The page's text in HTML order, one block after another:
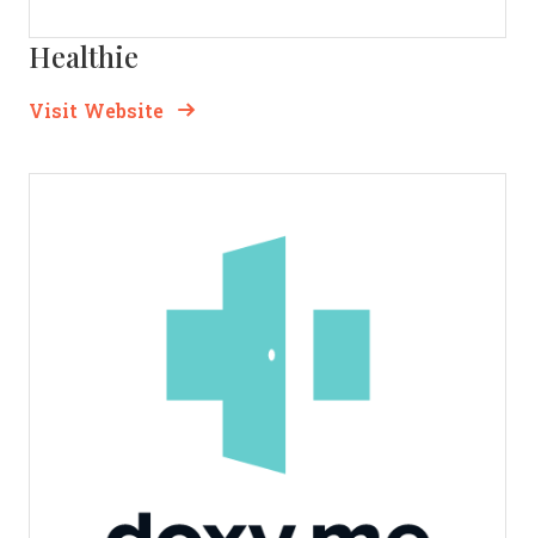
Healthie
Visit WebsiteOpens New Window